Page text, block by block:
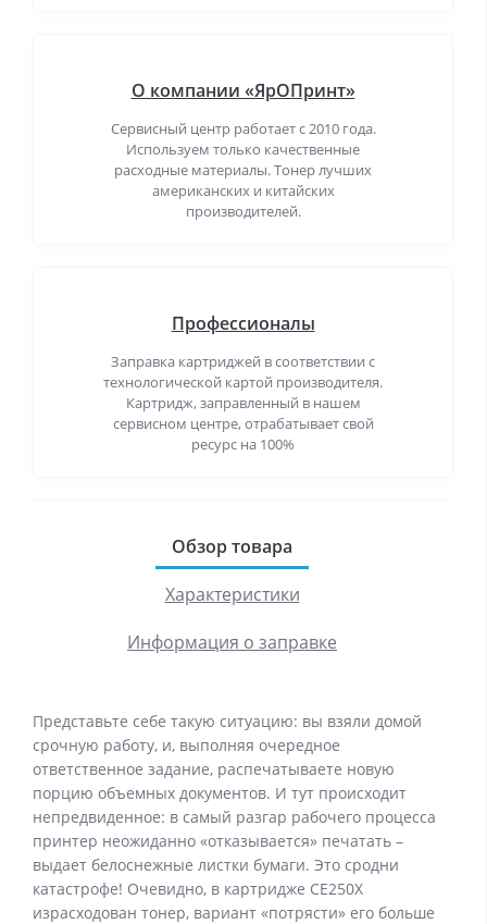
О компании «ЯрОПринт»
Сервисный центр работает с 2010 года.
Используем только качественные
расходные материалы. Тонер лучших
американских и китайских
производителей.
Профессионалы
Заправка картриджей в соответствии с
технологической картой производителя.
Картридж, заправленный в нашем
сервисном центре, отрабатывает свой
ресурс на 100%
Обзор товара
Характеристики
Информация о заправке
Представьте себе такую ситуацию: вы взяли домой
срочную работу, и, выполняя очередное
ответственное задание, распечатываете новую
порцию объемных документов. И тут происходит
непредвиденное: в самый разгар рабочего процесса
принтер неожиданно «отказывается» печатать –
выдает белоснежные листки бумаги. Это сродни
катастрофе! Очевидно, в картридже CE250X
израсходован тонер, вариант «потрясти» его больше